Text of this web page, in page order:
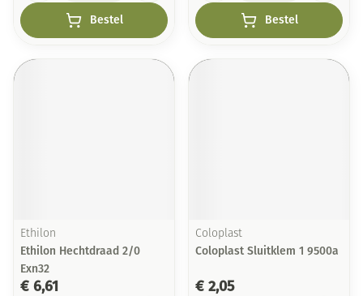
Bestel Bestel
Ethilon
Ethilon Hechtdraad 2/0
Exn32
€ 6,61
Coloplast
Coloplast Sluitklem 1 9500a
€ 2,05